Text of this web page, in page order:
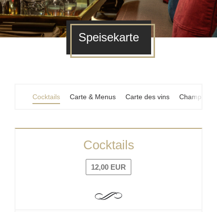
Speisekarte
Cocktails Carte & Menus Carte des vins
Cocktails
12,00 EUR